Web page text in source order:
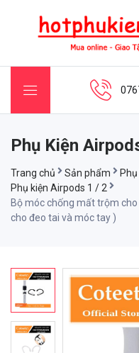
Phụ Kiện
Trang chủ Sản phẩm
Phụ kiện Airpods 1 / 2
Bộ móc chống mất trộm
cho đeo tai và móc tay )